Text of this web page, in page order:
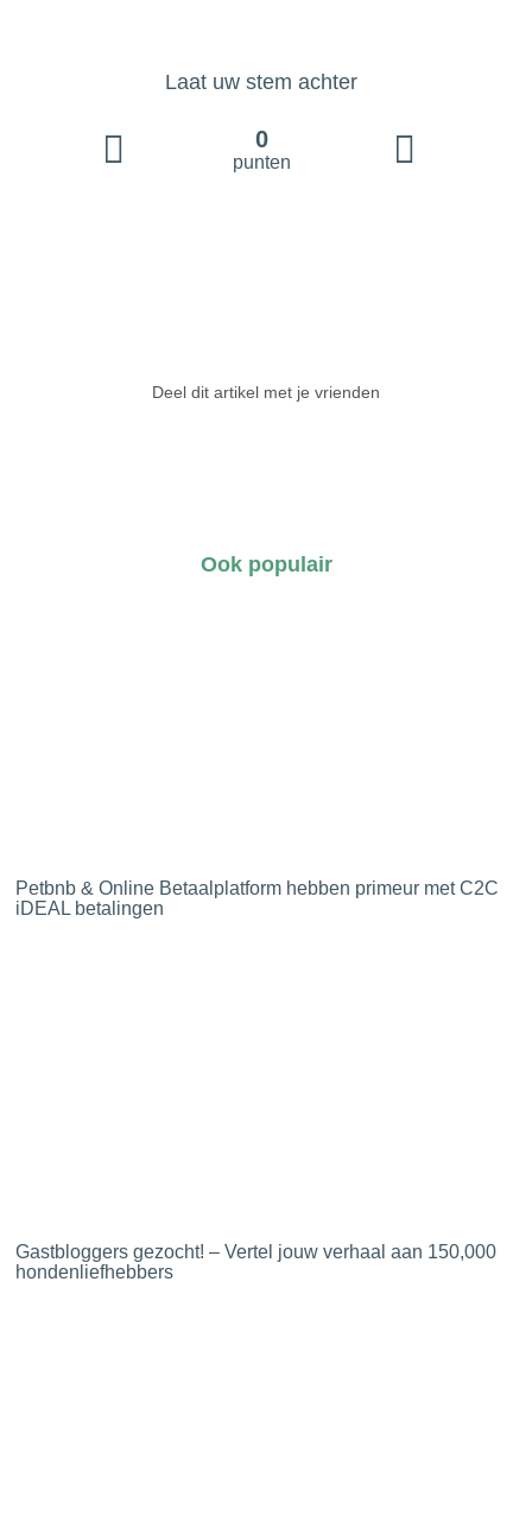
Laat uw stem achter
0
punten
Deel dit artikel met je vrienden
Ook populair
Petbnb & Online Betaalplatform hebben primeur met C2C
iDEAL betalingen
Gastbloggers gezocht! – Vertel jouw verhaal aan 150,000
hondenliefhebbers